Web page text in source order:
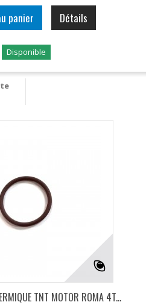
panier Détails
Disponible
TNT MOTOR ROMA 4T...